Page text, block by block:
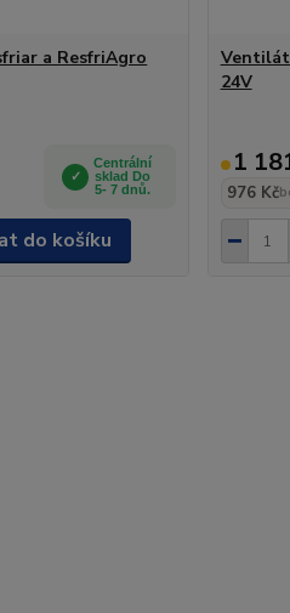
a ResfriAgro
Centrální
sklad Do
5- 7 dnů.
do košíku
24V
1
976 Kč